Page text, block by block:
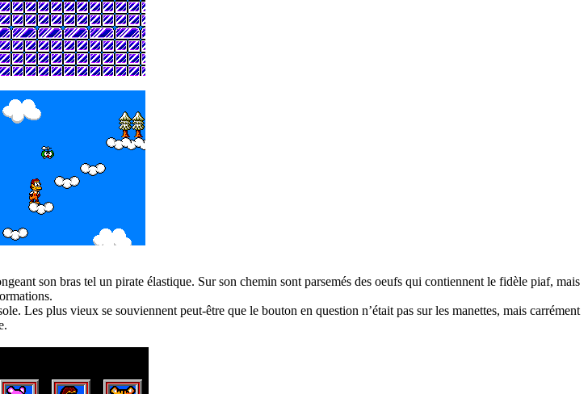
son bras tel un pirate élastique. Sur son chemin sont parsemés des oeufs qui contiennent le fidèle piaf, mais
Les plus vieux se souviennent peut-être que le bouton en question n’était pas sur les manettes, mais carrément